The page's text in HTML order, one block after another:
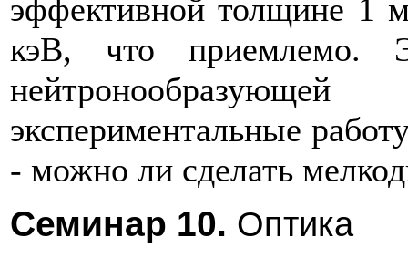
эффективной толщине 1
кэВ, что приемлемо.
экспериментальные
- можно ли сделать
Семинар 10. Оптика